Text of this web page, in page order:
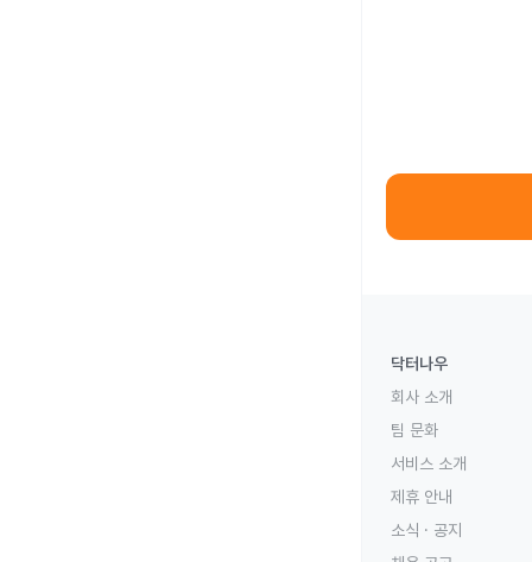
닥터나우
회사 소개
팀 문화
서비스 소개
제휴 안내
소식 · 공지